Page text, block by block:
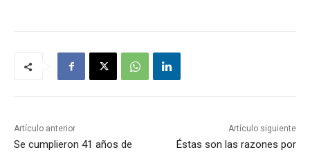
Artículo anterior
Se cumplieron 41 años de
Artículo siguiente
Éstas son las razones por